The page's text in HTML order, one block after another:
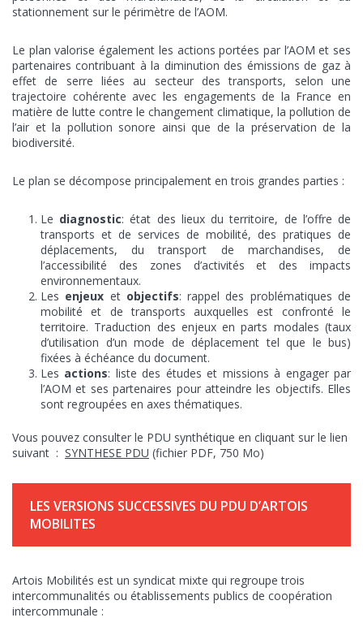
stationnement sur le périmètre de l’AOM.
Le plan valorise également les actions portées par l’AOM et ses
partenaires contribuant à la diminution des émissions de gaz à
effet de serre liées au secteur des transports, selon une
trajectoire cohérente avec les engagements de la France en
matière de lutte contre le changement climatique, la pollution de
l’air et la pollution sonore ainsi que de la préservation de la
biodiversité.
Le plan se décompose principalement en trois grandes parties :
Le diagnostic: état des lieux du territoire, de l’offre de
transports et de services de mobilité, des pratiques de
déplacements, du transport de marchandises, de
l’accessibilité des zones d’activités et des impacts
environnementaux.
Les enjeux et objectifs: rappel des problématiques de
mobilité et de transports auxquelles est confronté le
territoire. Traduction des enjeux en parts modales (taux
d’utilisation d’un mode de déplacement tel que le bus)
fixées à échéance du document.
Les actions: liste des études et missions à engager par
l’AOM et ses partenaires pour atteindre les objectifs. Elles
sont regroupées en axes thématiques.
Vous pouvez consulter le PDU synthétique en cliquant sur le lien
suivant : SYNTHESE PDU (fichier PDF, 750 Mo)
LES VERSIONS SUCCESSIVES DU PDU D’ARTOIS
MOBILITES
Artois Mobilités est un syndicat mixte qui regroupe trois
intercommunalités ou établissements publics de coopération
intercommunale :